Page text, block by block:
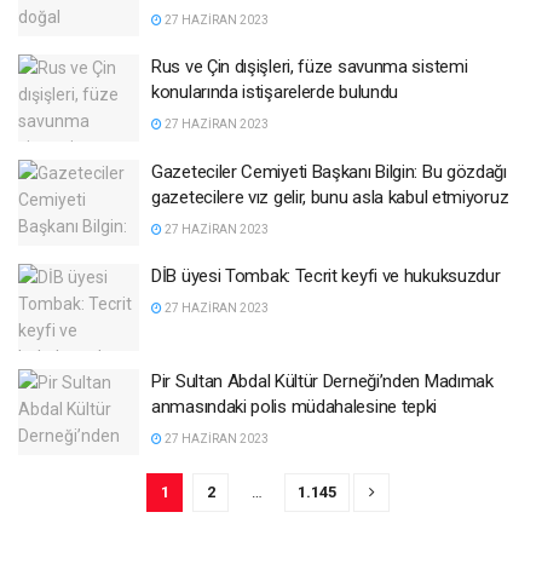
27 HAZIRAN 2023
Rus ve Çin dışişleri, füze savunma sistemi
konularında istişarelerde bulundu
27 HAZIRAN 2023
Gazeteciler Cemiyeti Başkanı Bilgin: Bu gözdağı
gazetecilere vız gelir, bunu asla kabul etmiyoruz
27 HAZIRAN 2023
DİB üyesi Tombak: Tecrit keyfi ve hukuksuzdur
27 HAZIRAN 2023
Pir Sultan Abdal Kültür Derneği’nden Madımak
anmasındaki polis müdahalesine tepki
27 HAZIRAN 2023
1 2 … 1.145